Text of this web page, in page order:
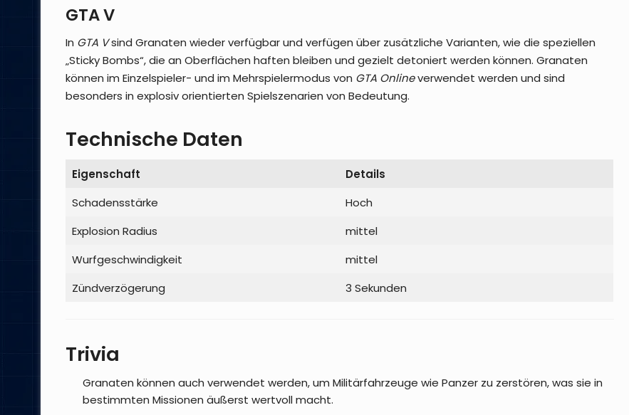
GTA V
In GTA Vsind Granaten wieder verfügbar und verfügen über zusätzliche Varianten, wie die speziellen
„Sticky Bombs“, die an Oberflächen haften bleiben und gezielt detoniert werden können. Granaten
können im Einzelspieler- und im Mehrspielermodus von GTA Onlineverwendet werden und sind
besonders in explosiv orientierten Spielszenarien von Bedeutung.
Technische Daten
Eigenschaft
Details
Schadensstärke
Hoch
Explosion Radius
mittel
Wurfgeschwindigkeit
mittel
Zündverzögerung
3 Sekunden
Trivia
Granaten können auch verwendet werden, um Militärfahrzeuge wie Panzer zu zerstören, was sie in
bestimmten Missionen äußerst wertvoll macht.